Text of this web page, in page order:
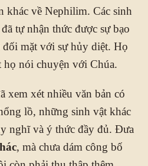
khác về Nephilim. Các sinh
tự nhận thức được sự bạo
đối mặt với sự hủy diệt. Họ
họ nói chuyện với Chúa.
xem xét nhiều văn bản có
lồ, những sinh vật khác
nghĩ và ý thức đầy đủ. Đưa
, mà chưa dám công bố